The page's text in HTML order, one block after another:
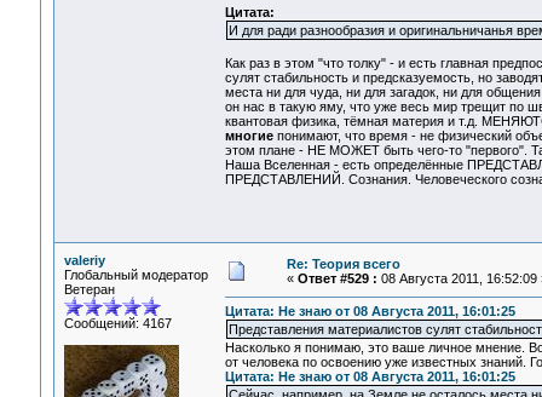
Цитата:
И для ради разнообразия и оригинальничанья
Как раз в этом "что толку" - и есть главная
сулят стабильность и предсказуемость, но
места ни для чуда, ни для загадок, ни для
он нас в такую яму, что уже весь мир трещит по
квантовая физика, тёмная материя и т.д.
многиепонимают, что время - не физический
этом плане - НЕ МОЖЕТ быть чего-то "первого".
Наша Вселенная - есть определённые
ПРЕДСТАВЛЕНИЙ. Сознания. Человеческого
valeriy
Глобальный модератор
Ветеран
Сообщений: 4167
Re: Теория всего
« Ответ #529 : 08 Августа 2011, 16:52:09
Цитата: Не знаю от 08 Августа 2011, 16:01:25
Представления материалистов сулят
Насколько я понимаю, это ваше личное мнение.
от человека по освоению уже известных знаний.
Цитата: Не знаю от 08 Августа 2011, 16:01:25